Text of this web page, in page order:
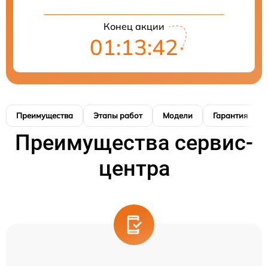
Конец акции
01:13:41
Преимущества Этапы работ Модели Гарантия
Преимущества сервис-
центра